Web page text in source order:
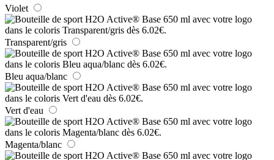
Violet
Transparent/gris
Bleu aqua/blanc
Vert d'eau
Magenta/blanc